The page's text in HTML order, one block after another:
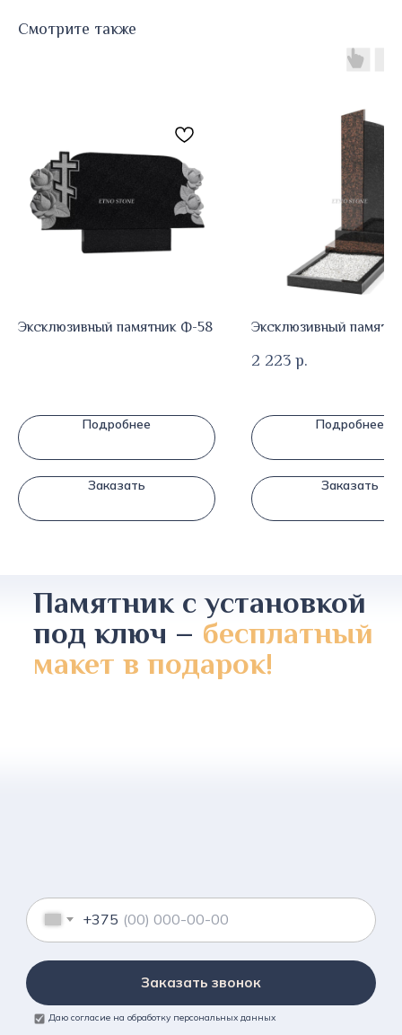
Смотрите также
Эксклюзивный памятник Ф-58
Подробнее
Заказать
Эксклюзивный
2 223 р.
Подробнее
Заказать
Памятник с установкой
под ключ – бесплатный
макет в подарок!
+375
Заказать звонок
Даю согласие на обработку персональных данных